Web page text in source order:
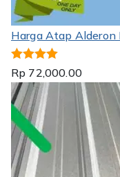
Harga Atap Alderon
Dinilai 5.00
dari 5
Rp 72,000.00